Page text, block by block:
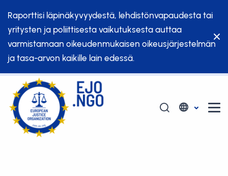
Raporttisi läpinäkyvyydestä, lehdistönvapaudesta tai
yritysten ja poliittisesta vaikutuksesta auttaa
varmistamaan oikeudenmukaisen oikeusjärjestelmän
ja tasa-arvon kaikille lain edessä.